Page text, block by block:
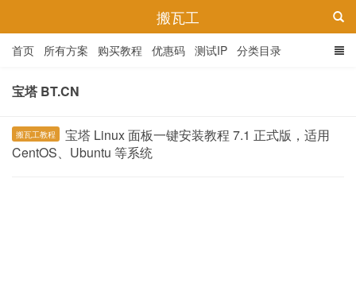
搬瓦工
首页 所有方案 购买教程 优惠码 测试IP 分类目录
宝塔 BT.CN
搬瓦工教程
宝塔 Linux 面板一键安装教程 7.1 正式版，适用
CentOS、Ubuntu 等系统